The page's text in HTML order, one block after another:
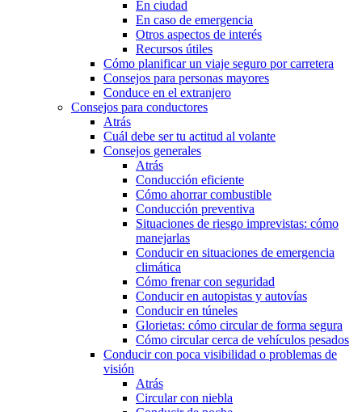
En ciudad
En caso de emergencia
Otros aspectos de interés
Recursos útiles
Cómo planificar un viaje seguro por carretera
Consejos para personas mayores
Conduce en el extranjero
Consejos para conductores
Atrás
Cuál debe ser tu actitud al volante
Consejos generales
Atrás
Conducción eficiente
Cómo ahorrar combustible
Conducción preventiva
Situaciones de riesgo imprevistas: cómo
manejarlas
Conducir en situaciones de emergencia
climática
Cómo frenar con seguridad
Conducir en autopistas y autovías
Conducir en túneles
Glorietas: cómo circular de forma segura
Cómo circular cerca de vehículos pesados
Conducir con poca visibilidad o problemas de
visión
Atrás
Circular con niebla